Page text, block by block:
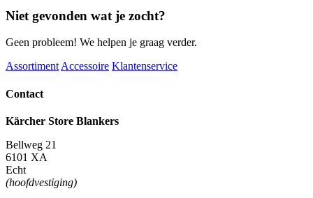
80Ah
aantal
Niet gevonden wat je zocht?
Geen probleem! We helpen je graag verder.
Assortiment Accessoire Klantenservice
Contact
Kärcher Store Blankers
Bellweg 21
6101 XA
Echt
(hoofdvestiging)